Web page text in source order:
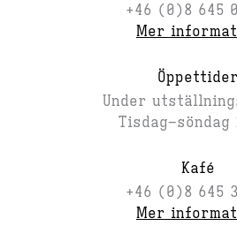
+46 (0)8 645
Mer
Öppettider
Under
Tisdag–söndag
Kafé
+46 (0)8 645
Mer